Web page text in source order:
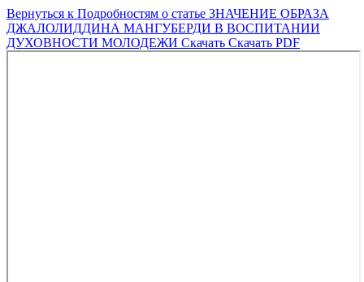
Вернуться к Подробностям о статье ЗНАЧЕНИЕ ОБРАЗА
ДЖАЛОЛИДДИНА МАНГУБЕРДИ В ВОСПИТАНИИ
ДУХОВНОСТИ МОЛОДЕЖИ Скачать Скачать PDF